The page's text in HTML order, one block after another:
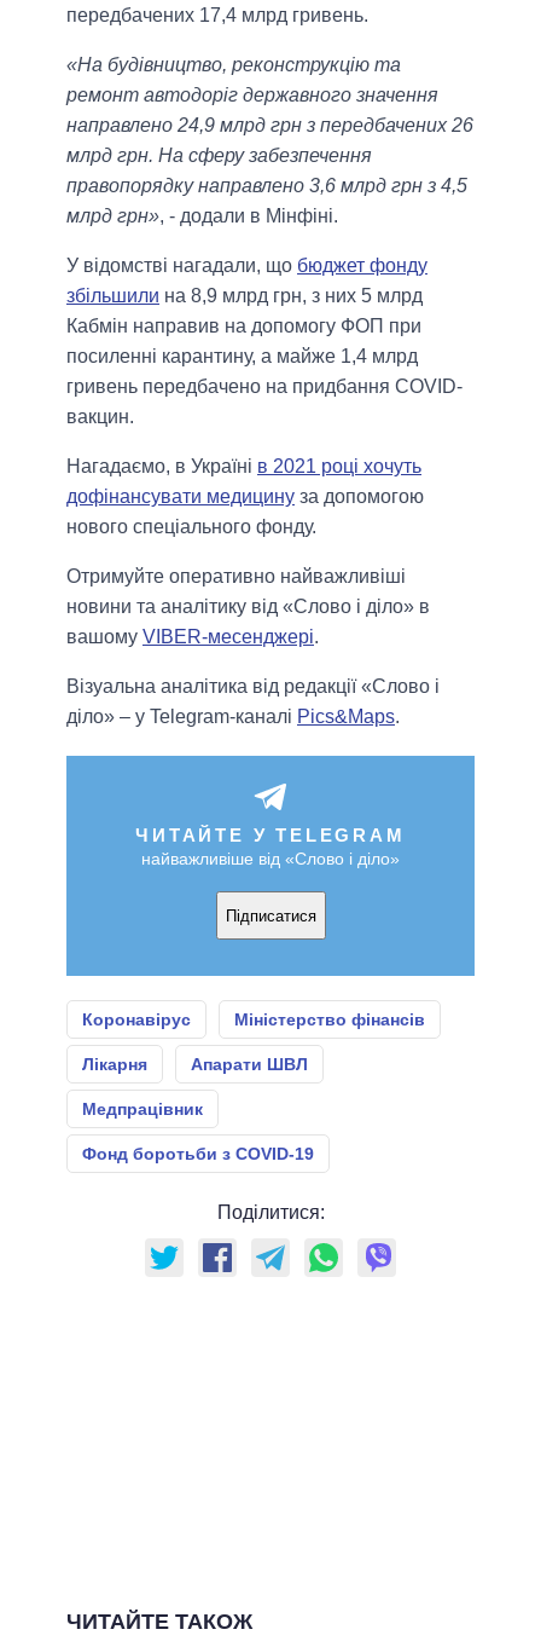
передбачених 17,4 млрд гривень.
«На будівництво, реконструкцію та
ремонт автодоріг державного значення
направлено 24,9 млрд грн з передбачених 26
млрд грн. На сферу забезпечення
правопорядку направлено 3,6 млрд грн з 4,5
млрд грн», - додали в Мінфіні.
У відомстві нагадали, що бюджет фонду
збільшили на 8,9 млрд грн, з них 5 млрд
Кабмін направив на допомогу ФОП при
посиленні карантину, а майже 1,4 млрд
гривень передбачено на придбання COVID-
вакцин.
Нагадаємо, в Україні в 2021 році хочуть
дофінансувати медицину за допомогою
нового спеціального фонду.
Отримуйте оперативно найважливіші
новини та аналітику від «Слово і діло» в
вашому VIBER-месенджері.
Візуальна аналітика від редакції «Слово і
діло» – у Telegram-каналі Pics&Maps.
ЧИТАЙТЕ У TELEGRAM
найважливіше від «Слово і діло»
Підписатися
Коронавірус Міністерство фінансів
Лікарня Апарати ШВЛ
Медпрацівник
Фонд боротьби з COVID-19
Поділитися:
ЧИТАЙТЕ ТАКОЖ